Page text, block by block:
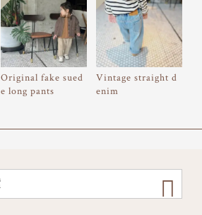
Original fake sued
e long pants
Vintage straight d
enim